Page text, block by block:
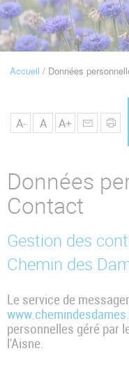
Navigation
FilAccueil Données
A- A A+
Données
Contact
Gestion des
Chemin des
Le service de
personnelles géré par
l'Aisne.